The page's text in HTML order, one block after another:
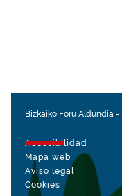
Bizkaiko Foru Aldundia -
Accesibilidad
Mapa web
Aviso legal
Cookies